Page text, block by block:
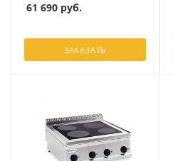
61 690 руб.
ЗАКАЗАТЬ